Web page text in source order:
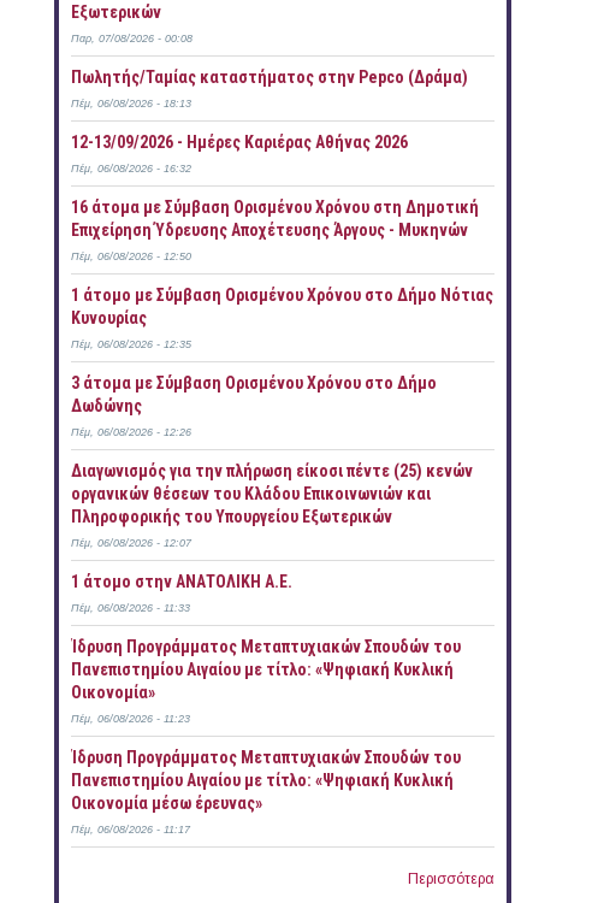
Εξωτερικών
Παρ, 07/08/2026 - 00:08
Πωλητής/Ταμίας καταστήματος στην Pepco (Δράμα)
Πέμ, 06/08/2026 - 18:13
12-13/09/2026 - Ημέρες Καριέρας Αθήνας 2026
Πέμ, 06/08/2026 - 16:32
16 άτομα με Σύμβαση Ορισμένου Χρόνου στη Δημοτική
Επιχείρηση Ύδρευσης Αποχέτευσης Άργους - Μυκηνών
Πέμ, 06/08/2026 - 12:50
1 άτομο με Σύμβαση Ορισμένου Χρόνου στο Δήμο Νότιας
Κυνουρίας
Πέμ, 06/08/2026 - 12:35
3 άτομα με Σύμβαση Ορισμένου Χρόνου στο Δήμο
Δωδώνης
Πέμ, 06/08/2026 - 12:26
Διαγωνισμός για την πλήρωση είκοσι πέντε (25) κενών
οργανικών θέσεων του Κλάδου Επικοινωνιών και
Πληροφορικής του Υπουργείου Εξωτερικών
Πέμ, 06/08/2026 - 12:07
1 άτομο στην ΑΝΑΤΟΛΙΚΗ Α.Ε.
Πέμ, 06/08/2026 - 11:33
Ίδρυση Προγράμματος Μεταπτυχιακών Σπουδών του
Πανεπιστημίου Αιγαίου με τίτλο: «Ψηφιακή Κυκλική
Οικονομία»
Πέμ, 06/08/2026 - 11:23
Ίδρυση Προγράμματος Μεταπτυχιακών Σπουδών του
Πανεπιστημίου Αιγαίου με τίτλο: «Ψηφιακή Κυκλική
Οικονομία μέσω έρευνας»
Πέμ, 06/08/2026 - 11:17
Περισσότερα